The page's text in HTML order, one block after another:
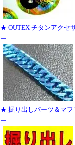
★ OUTEX チタンアクセ
ー
★ 掘り出しパーツ＆マフ
ー